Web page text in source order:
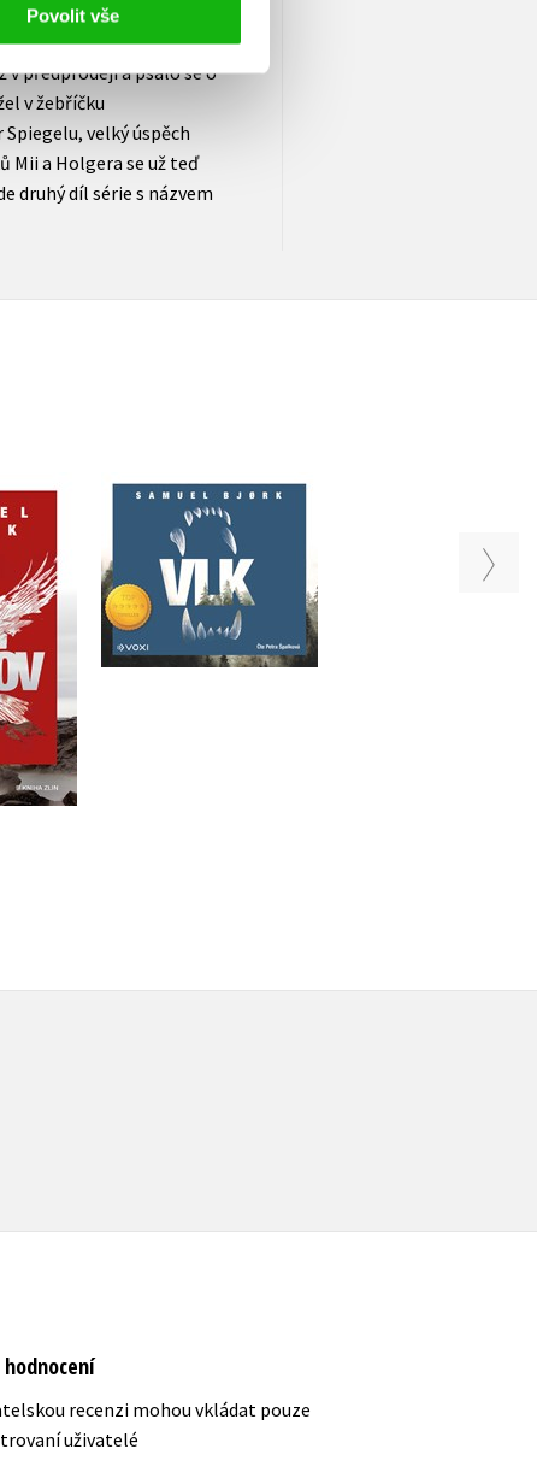
Povolit vše
světových jazyků,
zatím vyšel, ho čtenáři
v předprodeji a psalo se o
v žebříčku
velký úspěch
Mii a Holgera se už teď
druhý díl série s názvem
469 Kč
Vlk (audiokniha)
Samuel Bjork Samuel Bjork
hodnocení
recenzi mohou vkládat pouze
uživatelé